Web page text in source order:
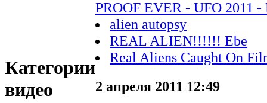
Категории
видео
PROOF EVER - UFO 2011
alien autopsy
REAL ALIEN!!!!!! Ebe
Real Aliens Caught On
2 апреля 2011 12:49